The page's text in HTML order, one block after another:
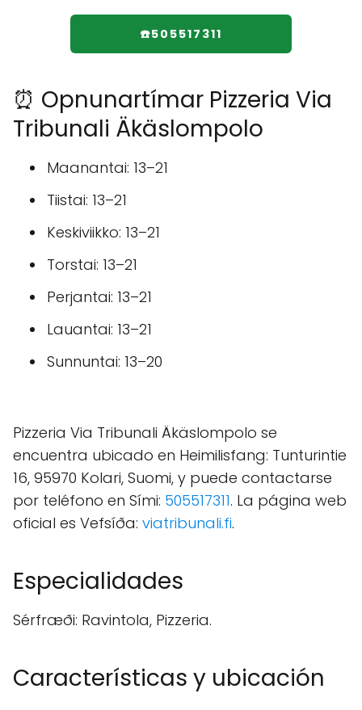
☎️505517311
⏰ Opnunartímar Pizzeria Via
Tribunali Äkäslompolo
Maanantai: 13–21
Tiistai: 13–21
Keskiviikko: 13–21
Torstai: 13–21
Perjantai: 13–21
Lauantai: 13–21
Sunnuntai: 13–20
Pizzeria Via Tribunali Äkäslompolo se
encuentra ubicado en Heimilisfang: Tunturintie
16, 95970 Kolari, Suomi, y puede contactarse
por teléfono en Sími: 505517311. La página web
oficial es Vefsíða: viatribunali.fi.
Especialidades
Sérfræði: Ravintola, Pizzeria.
Características y ubicación